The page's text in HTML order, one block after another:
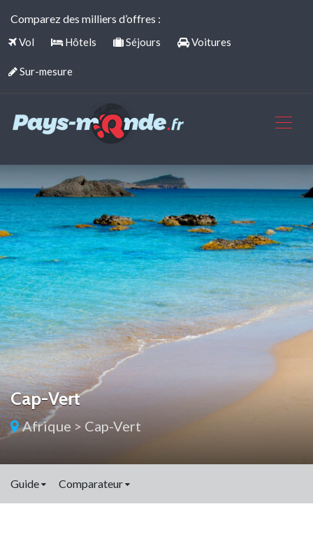
Comparez des milliers d’offres :
Vol Hôtels Séjours Voitures
Sur-mesure
Cap-Vert
Afrique > Cap-Vert
Guide Comparateur